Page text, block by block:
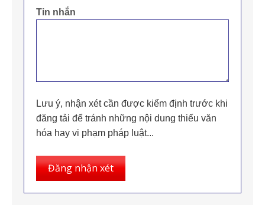
Tin nhắn
Lưu ý, nhận xét cần được kiểm định trước khi
đăng tải để tránh những nội dung thiếu văn
hóa hay vi phạm pháp luật...
Đăng nhận xét